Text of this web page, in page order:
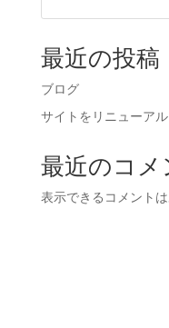
最近の投稿
ブログ
サイトをリニューア
最近のコメ
表示できるコメントは